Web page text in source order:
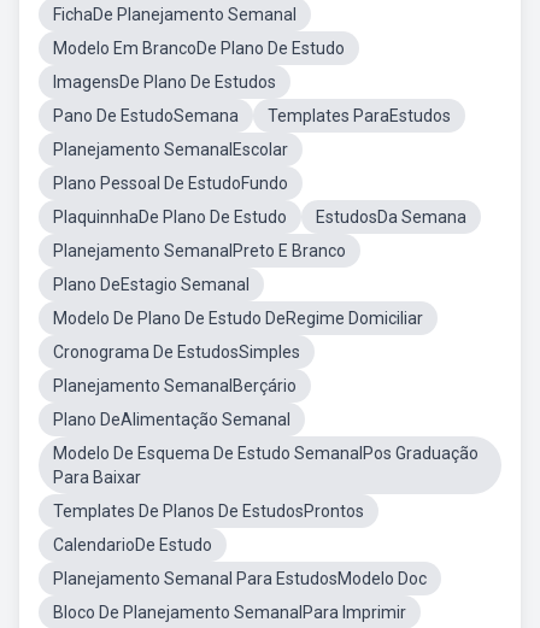
FichaDe Planejamento Semanal
Modelo Em BrancoDe Plano De Estudo
ImagensDe Plano De Estudos
Pano De EstudoSemana
Templates ParaEstudos
Planejamento SemanalEscolar
Plano Pessoal De EstudoFundo
PlaquinnhaDe Plano De Estudo
EstudosDa Semana
Planejamento SemanalPreto E Branco
Plano DeEstagio Semanal
Modelo De Plano De Estudo DeRegime Domiciliar
Cronograma De EstudosSimples
Planejamento SemanalBerçário
Plano DeAlimentação Semanal
Modelo De Esquema De Estudo SemanalPos Graduação
Para Baixar
Templates De Planos De EstudosProntos
CalendarioDe Estudo
Planejamento Semanal Para EstudosModelo Doc
Bloco De Planejamento SemanalPara Imprimir